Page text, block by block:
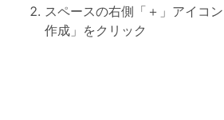
スペースの右側「＋」アイコ
作成」をクリック